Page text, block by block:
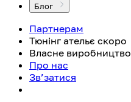
Блог
Партнерам
Тюнінг ательє скоро
Власне виробництво
Про нас
Зв’затися